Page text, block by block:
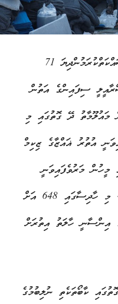
ޣައްޒާގައި އިންސާނީ އެހީ ހޯދުމަށް މަސައްކަތްކުރަމުންދިޔަ 71
ސިފައިންގެ އަތުން
މައުލޫމާތު ދޭ ގޮތުގައި މި
އުތުރު ޣައްޒާގެ ޒިކިމް
މީހުން މަރުވެފައިވަނީ
ދެކުނުގެ މޮރާގް ކޮރިޑޯ ސަރަހައްދުގައެވެ. މި ހާދިސާގައި 648 އަށް
އިންސާނީ ހާލަތު އިތުރަށް
ކާބޯތަކެތި ނުލިބުމުގެ